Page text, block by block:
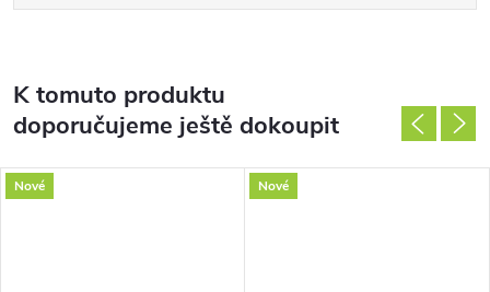
K tomuto produktu
doporučujeme ještě dokoupit
Nové Nové